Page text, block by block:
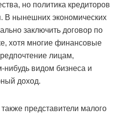
но политика кредиторов
В нынешних экономических
заключить договор по
хотя многие финансовые
лицам,
видом бизнеса и
доход.
представители малого